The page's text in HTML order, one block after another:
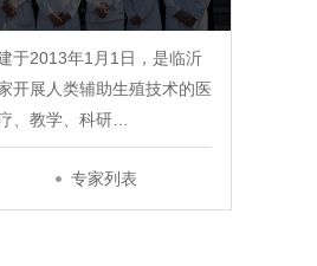
于2013年1月1日，是临沂
开展人类辅助生殖技术的医
、教学、科研…
专家列表